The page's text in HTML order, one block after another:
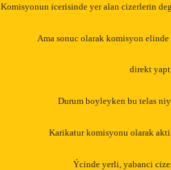
Komisyonun icerisinde yer alan cizerlerin
Ama sonuc olarak komisyon
direkt
Durum boyleyken bu telas
Karikatur komisyonu olarak
Ýcinde yerli, yabanci